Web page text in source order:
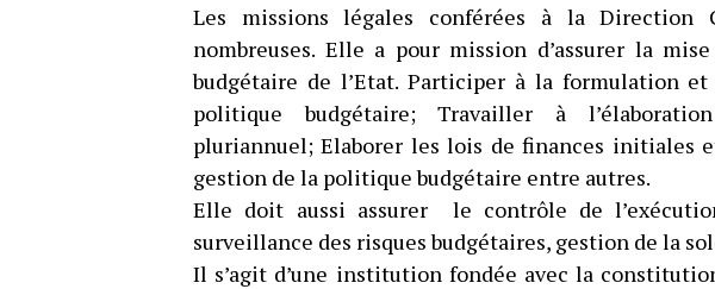
Les missions légales conférées à la Direction
nombreuses. Elle a pour mission d’assurer la
budgétaire de l’Etat. Participer à la formulation
politique budgétaire; Travailler à
pluriannuel; Elaborer les lois de finances initiales
gestion de la politique budgétaire entre autres.
Elle doit aussi assurer le contrôle de
surveillance des risques budgétaires, gestion de la
Il s’agit d’une institution fondée avec la